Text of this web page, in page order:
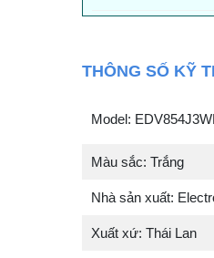
THÔNG SỐ KỸ
Model:
Màu sắc: Trắng
Nhà sản xuất:
Xuất xứ: Thái Lan